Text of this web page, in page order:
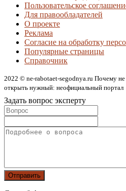
Пользовательское
Для правообладателей
О проекте
Реклама
Согласие на обработку
Популярные страницы
Справочник
2022 © ne-rabotaet-segodnya.ru Почему не
открыть нужный: неофициальный портал
Задать вопрос эксперту